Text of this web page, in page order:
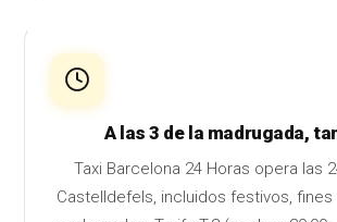
A las 3 de la madrugada,
Taxi Barcelona 24 Horas opera las
Castelldefels, incluidos festivos, fines